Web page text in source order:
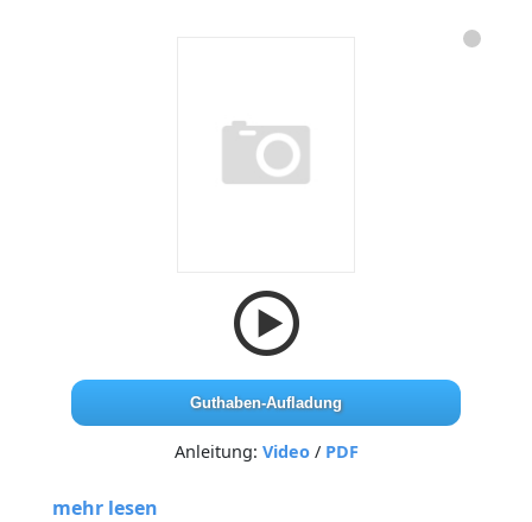
Guthaben-Aufladung
Anleitung: Video / PDF
mehr lesen